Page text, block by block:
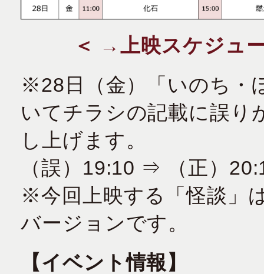
＜ →上映スケジュ
※28日（金）「いのち・
いてチラシの記載に誤り
し上げます。
（誤）19:10 ⇒ （正）
※今回上映する「怪談」
バージョンです。
【イベント情報】